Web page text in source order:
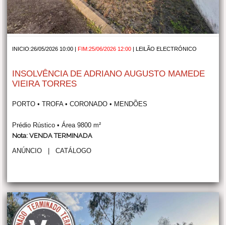
INICIO:26/05/2026 10:00 |FIM:25/06/2026 12:00 |LEILÃO ELECTRÓNICO
INSOLVÊNCIA DE ADRIANO AUGUSTO MAMEDE
VIEIRA TORRES
PORTO • TROFA • CORONADO • MENDÕES
Prédio Rústico • Área 9800 m²
Nota: VENDA TERMINADA
ANÚNCIO |CATÁLOGO